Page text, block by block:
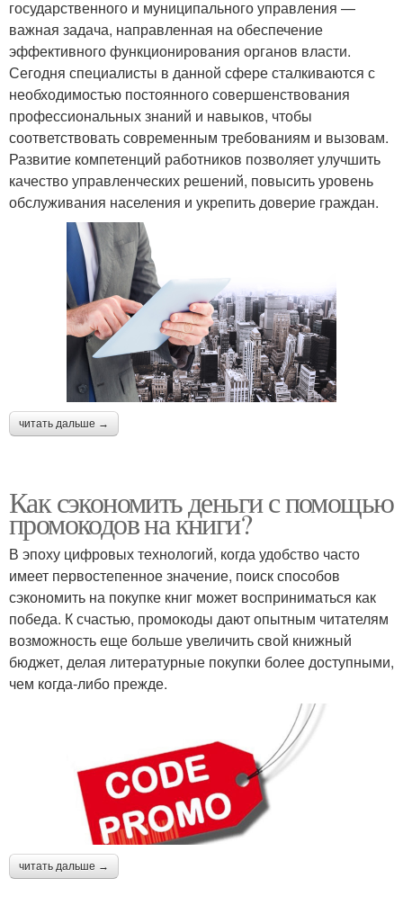
государственного и муниципального управления —
важная задача, направленная на обеспечение
эффективного функционирования органов власти.
Сегодня специалисты в данной сфере сталкиваются с
необходимостью постоянного совершенствования
профессиональных знаний и навыков, чтобы
соответствовать современным требованиям и вызовам.
Развитие компетенций работников позволяет улучшить
качество управленческих решений, повысить уровень
обслуживания населения и укрепить доверие граждан.
читать дальше →
Как сэкономить деньги с помощью
промокодов на книги?
В эпоху цифровых технологий, когда удобство часто
имеет первостепенное значение, поиск способов
сэкономить на покупке книг может восприниматься как
победа. К счастью, промокоды дают опытным читателям
возможность еще больше увеличить свой книжный
бюджет, делая литературные покупки более доступными,
чем когда-либо прежде.
читать дальше →